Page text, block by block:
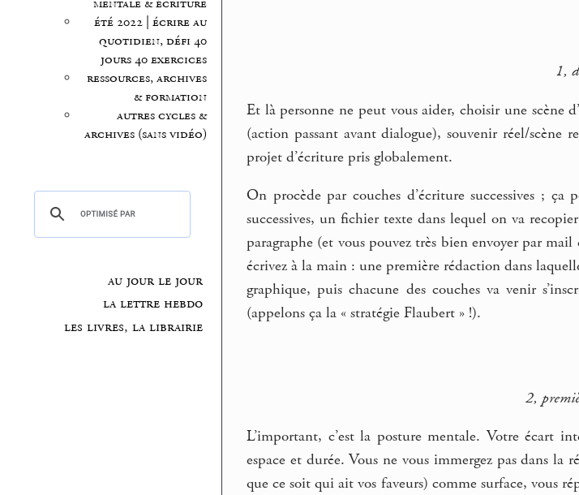
mentale & écriture
été 2022 | écrire au
quotidien, défi 40
jours 40 exercices
ressources, archives
& formation
autres cycles &
archives (sans vidéo)
au jour le jour
la lettre hebdo
les livres, la librairie
1,
Et là personne ne peut vous aider, choisir une
(action passant avant dialogue), souvenir réel/scène
projet d’écriture pris globalement.
On procède par couches d’écriture successives ;
successives, un fichier texte dans lequel on va
paragraphe (et vous pouvez très bien envoyer par
écrivez à la main : une première rédaction dans
graphique, puis chacune des couches va venir
(appelons ça la « stratégie Flaubert » !).
2,
L’important, c’est la posture mentale. Votre écart
espace et durée. Vous ne vous immergez pas dans
que ce soit qui ait vos faveurs) comme surface, vous